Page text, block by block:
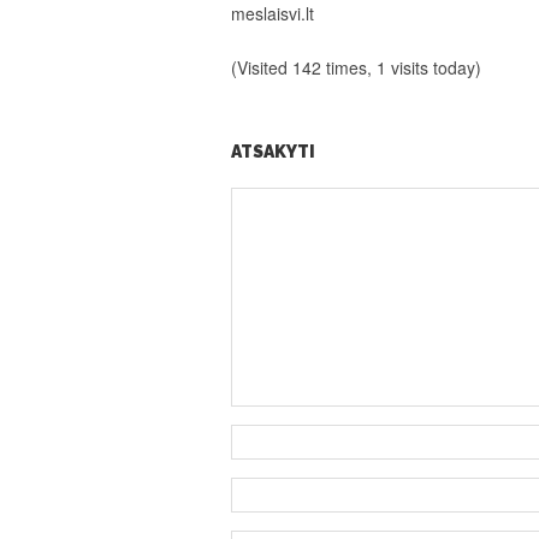
meslaisvi.lt
(Visited 142 times, 1 visits today)
ATSAKYTI